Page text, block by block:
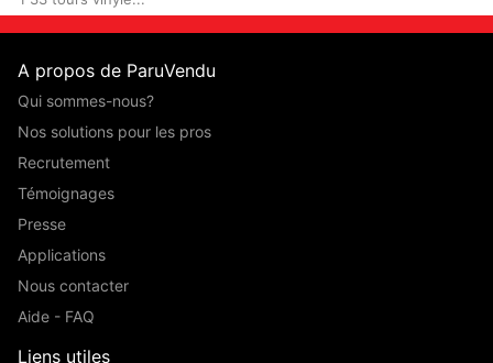
A propos de ParuVendu
Qui sommes-nous?
Nos solutions pour les pros
Recrutement
Témoignages
Presse
Applications
Nous contacter
Aide - FAQ
Liens utiles